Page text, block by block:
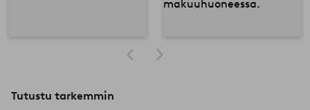
Tutustu tarkemmin